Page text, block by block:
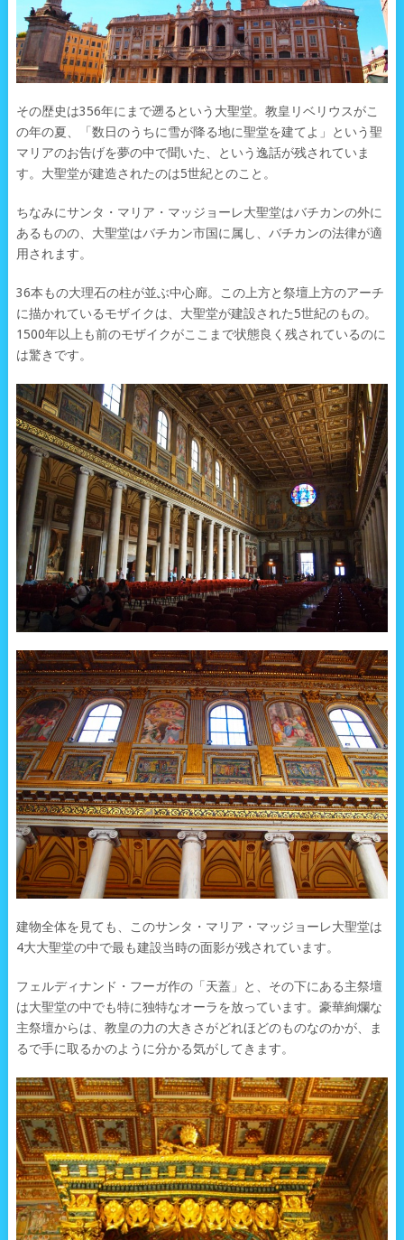
その歴史は356年にまで遡るという大聖堂。教皇リベリウスがこ
の年の夏、「数日のうちに雪が降る地に聖堂を建てよ」という聖
マリアのお告げを夢の中で聞いた、という逸話が残されていま
す。大聖堂が建造されたのは5世紀とのこと。
ちなみにサンタ・マリア・マッジョーレ大聖堂はバチカンの外に
あるものの、大聖堂はバチカン市国に属し、バチカンの法律が適
用されます。
36本もの大理石の柱が並ぶ中心廊。この上方と祭壇上方のアーチ
に描かれているモザイクは、大聖堂が建設された5世紀のもの。
1500年以上も前のモザイクがここまで状態良く残されているのに
は驚きです。
建物全体を見ても、このサンタ・マリア・マッジョーレ大聖堂は
4大大聖堂の中で最も建設当時の面影が残されています。
フェルディナンド・フーガ作の「天蓋」と、その下にある主祭壇
は大聖堂の中でも特に独特なオーラを放っています。豪華絢爛な
主祭壇からは、教皇の力の大きさがどれほどのものなのかが、ま
るで手に取るかのように分かる気がしてきます。